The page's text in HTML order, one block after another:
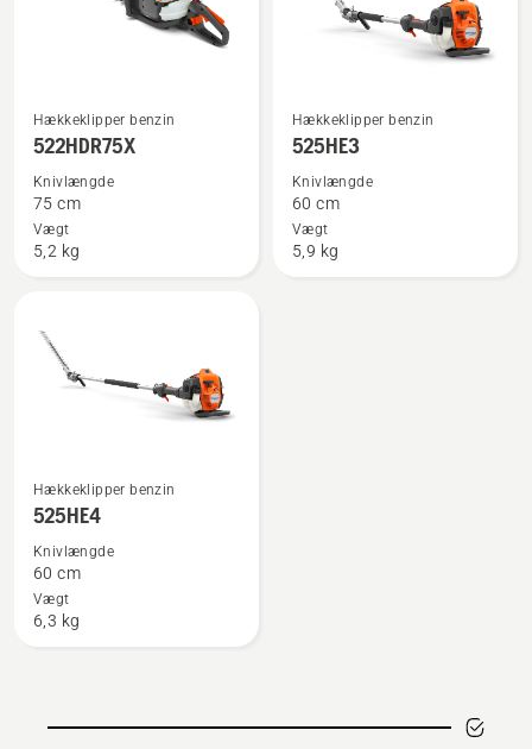
Se
flere
om
522HDR75X
Hækkeklipper benzin
522HDR75X
Knivlængde
75 cm
Vægt
5,2 kg
Se
flere
om
525HE3
Hækkeklipper benzin
525HE3
Knivlængde
60 cm
Vægt
5,9 kg
Se
flere
om
525HE4
Hækkeklipper benzin
525HE4
Knivlængde
60 cm
Vægt
6,3 kg